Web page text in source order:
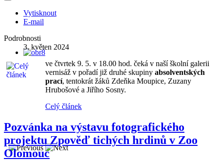
Vytisknout
E-mail
Podrobnosti
3. květen 2024
ve čtvrtek 9. 5. v 18.00 hod. čeká v naší školní galerii
vernisáž v pořadí již druhé skupiny absolventských
prací, tentokrát žáků Zdeňka Moupice, Zuzany
Hrubošové a Jiřího Sosny.
Celý článek
Pozvánka na výstavu fotografického
projektu Zpověď tichých hrdinů v Zoo
Olomouc